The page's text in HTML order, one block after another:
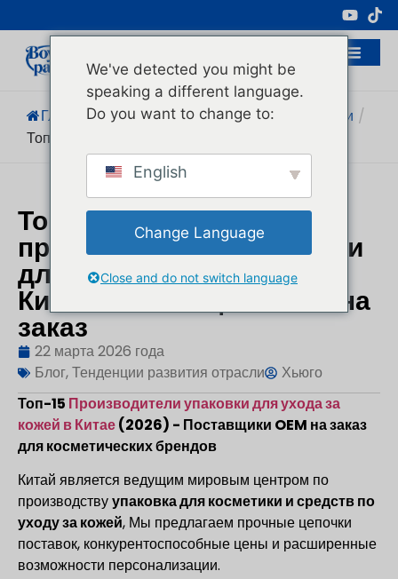
Косметической Упаковки
Главная/ Блог / Тенденции Развития Отрасли /
Топ-15 Лучших Средств По Уходу За Кожей...
Топ 15 лучших
производителей упаковки
для ухода за кожей в
Китае: Поставщики OEM на
заказ
22 марта 2026 года
Блог,Тенденции развития отрасли
Хьюго
Топ-15 Производители упаковки для ухода за
кожей в Китае(2026) - Поставщики OEM на заказ
для косметических брендов
Китай является ведущим мировым центром по
производствуупаковка для косметики и средств по
уходу за кожей, Мы предлагаем прочные цепочки
поставок, конкурентоспособные цены и расширенные
возможности персонализации.
We've detected you might be
speaking a different language.
Do you want to change to:
English
Change Language
Close and do not switch language